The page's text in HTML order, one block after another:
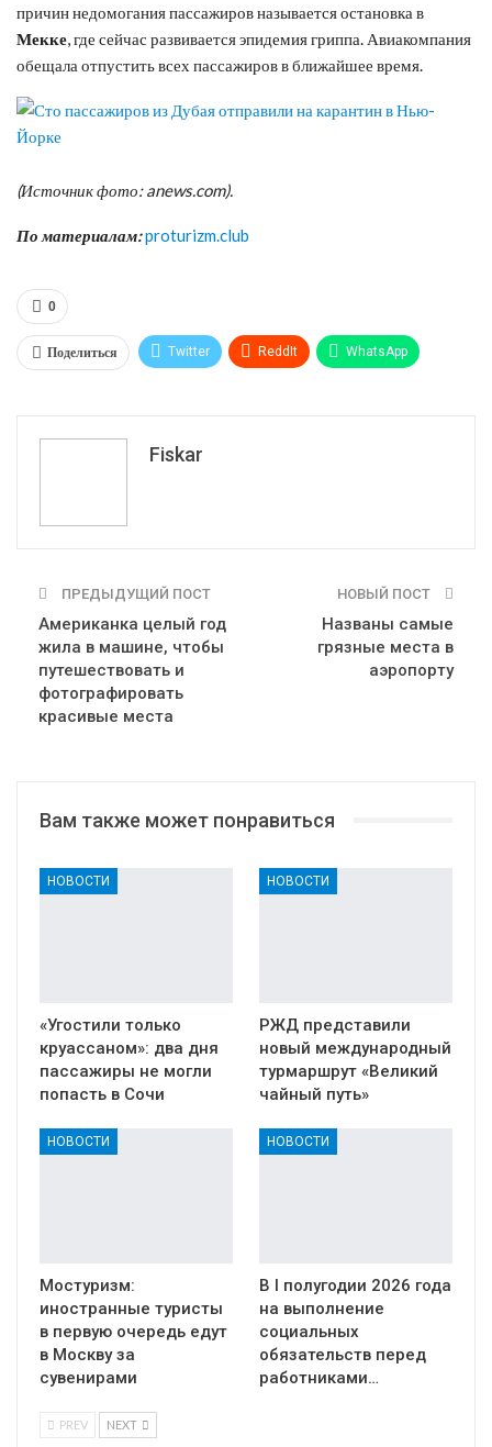
причин недомогания пассажиров называется остановка в
Мекке, где сейчас развивается эпидемия гриппа. Авиакомпания
обещала отпустить всех пассажиров в ближайшее время.
(Источник фото: anews.com).
По материалам:proturizm.club
0
Поделиться Twitter ReddIt WhatsApp
Telegram
Fiskar
ПРЕДЫДУЩИЙ ПОСТ
Американка целый год
жила в машине, чтобы
путешествовать и
фотографировать
красивые места
НОВЫЙ ПОСТ
Названы самые
грязные места в
аэропорту
Вам также может понравиться
НОВОСТИ
«Угостили только
круассаном»: два дня
пассажиры не могли
попасть в Сочи
НОВОСТИ
РЖД представили
новый международный
турмаршрут «Великий
чайный путь»
НОВОСТИ
Мостуризм:
иностранные туристы
в первую очередь едут
в Москву за
сувенирами
НОВОСТИ
В I полугодии 2026 года
на выполнение
социальных
обязательств перед
работниками…
PREV NEXT